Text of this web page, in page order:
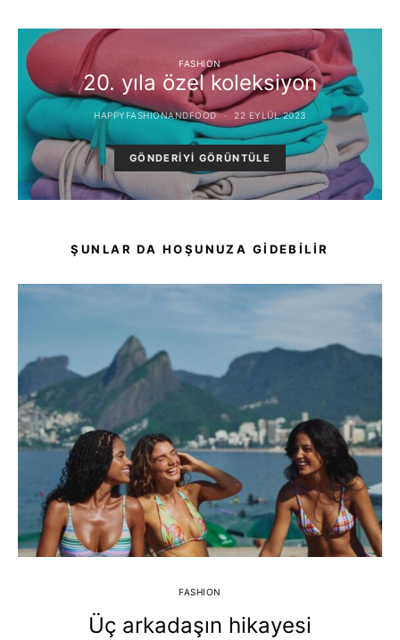
FASHION
20. yıla özel koleksiyon
HAPPYFASHIONANDFOOD 22 EYLÜL 2023
GÖNDERIYI GÖRÜNTÜLE
ŞUNLAR DA HOŞUNUZA GIDEBILIR
FASHION
Üç arkadaşın hikayesi